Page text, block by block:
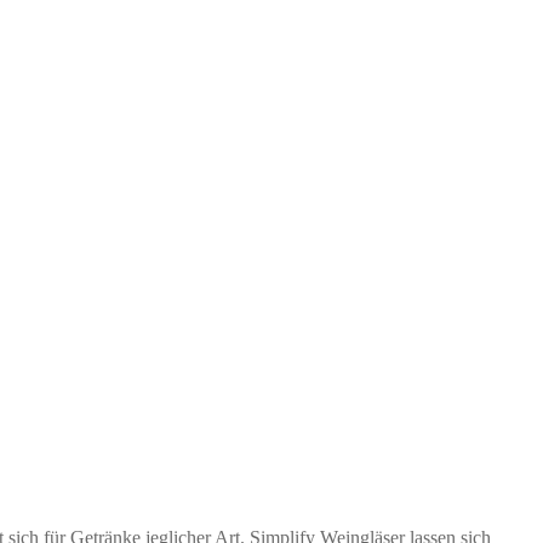
für Getränke jeglicher Art. Simplify Weingläser lassen sich